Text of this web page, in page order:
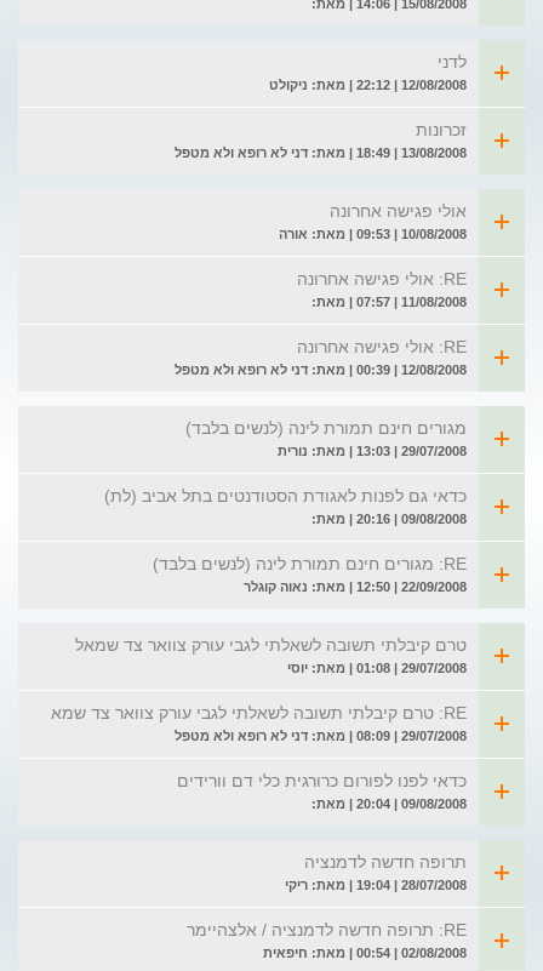
15/08/2008 | 14:06 | מאת:
לדני
12/08/2008 | 22:12 | מאת: ניקולט
זכרונות
13/08/2008 | 18:49 | מאת: דני לא רופא ולא מטפל
אולי פגישה אחרונה
10/08/2008 | 09:53 | מאת: אורה
RE: אולי פגישה אחרונה
11/08/2008 | 07:57 | מאת:
RE: אולי פגישה אחרונה
12/08/2008 | 00:39 | מאת: דני לא רופא ולא מטפל
מגורים חינם תמורת לינה (לנשים בלבד)
29/07/2008 | 13:03 | מאת: נורית
כדאי גם לפנות לאגודת הסטודנטים בתל אביב (לת)
09/08/2008 | 20:16 | מאת:
RE: מגורים חינם תמורת לינה (לנשים בלבד)
22/09/2008 | 12:50 | מאת: נאוה קוגלר
טרם קיבלתי תשובה לשאלתי לגבי עורק צוואר צד שמאל
29/07/2008 | 01:08 | מאת: יוסי
RE: טרם קיבלתי תשובה לשאלתי לגבי עורק צוואר צד שמא
29/07/2008 | 08:09 | מאת: דני לא רופא ולא מטפל
כדאי לפנו לפורום כרורגית כלי דם וורידים
09/08/2008 | 20:04 | מאת:
תרופה חדשה לדמנציה
28/07/2008 | 19:04 | מאת: ריקי
RE: תרופה חדשה לדמנציה / אלצהיימר
02/08/2008 | 00:54 | מאת: חיפאית